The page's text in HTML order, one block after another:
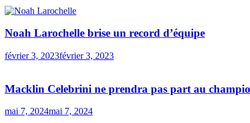
Noah Larochelle brise un record d’équipe
février 3, 2023février 3, 2023
Macklin Celebrini ne prendra pas part au
mai 7, 2024mai 7, 2024